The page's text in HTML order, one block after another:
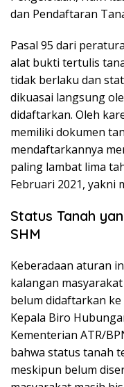
dan Pendaftaran
Pasal 95 dari
alat bukti tertulis
tidak berlaku dan
dikuasai langsung
didaftarkan. Oleh
memiliki dokumen
mendaftarkannya
paling lambat lima
Februari 2021, yakni
Status Tanah
SHM
Keberadaan aturan
kalangan
belum didaftarkan ke
Kepala Biro
Kementerian ATR/
bahwa status tanah
meskipun belum